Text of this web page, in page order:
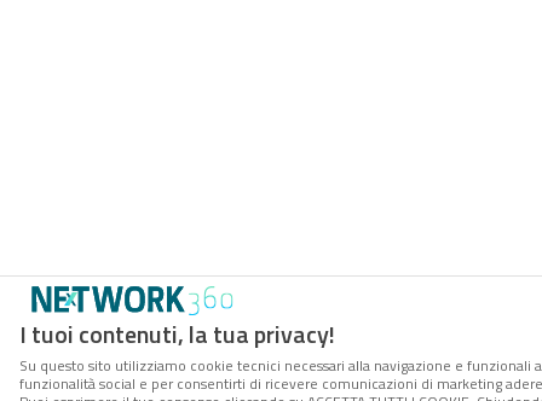
I tuoi contenuti, la tua privacy!
Su questo sito utilizziamo cookie tecnici necessari alla navigazione e
funzionalità social e per consentirti di ricevere comunicazioni di marketing